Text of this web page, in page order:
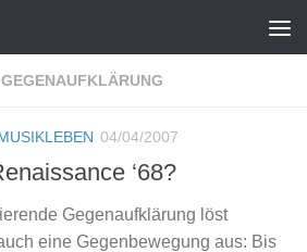
GEGENAUFKLÄRUNG
04/04/2007
‘68?
Gegenaufklärung löst
eine Gegenbewegung aus: Bis